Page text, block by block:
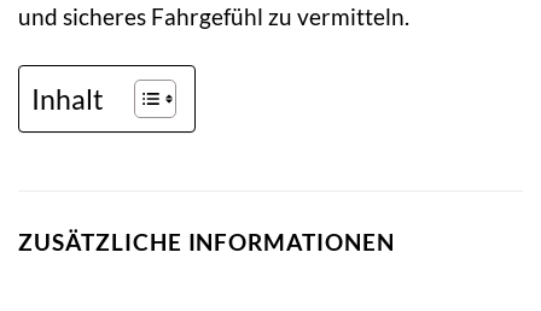
und sicheres Fahrgefühl zu vermitteln.
Inhalt
ZUSÄTZLICHE INFORMATIONEN